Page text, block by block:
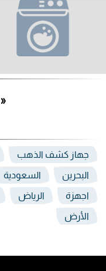
»
جهاز كشف الذهب
البحرين السعودية
اجهزة الرياض
الأرض